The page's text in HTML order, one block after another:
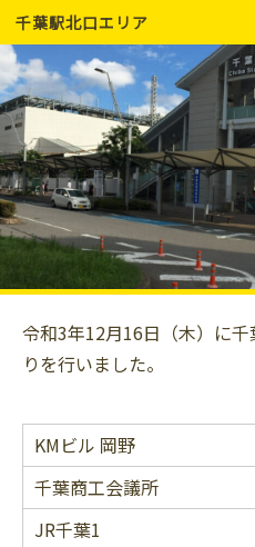
千葉駅北口エリア
令和3年12月16日（木）に
りを行いました。
KMビル 岡野
千葉商工会議所
JR千葉1